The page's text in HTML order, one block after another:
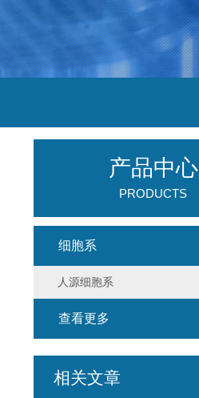
产品中心
PRODUCTS
细胞系
人源细胞系
查看更多
相关文章